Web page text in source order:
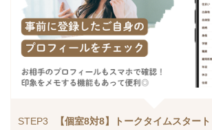
STEP3 【個室8対8】トークタイムスタート